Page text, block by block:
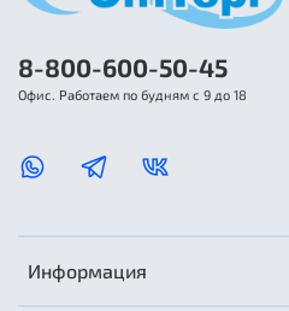
Информация
8-800-600-50-45
Офис. Работаем по будням с 9 до 18